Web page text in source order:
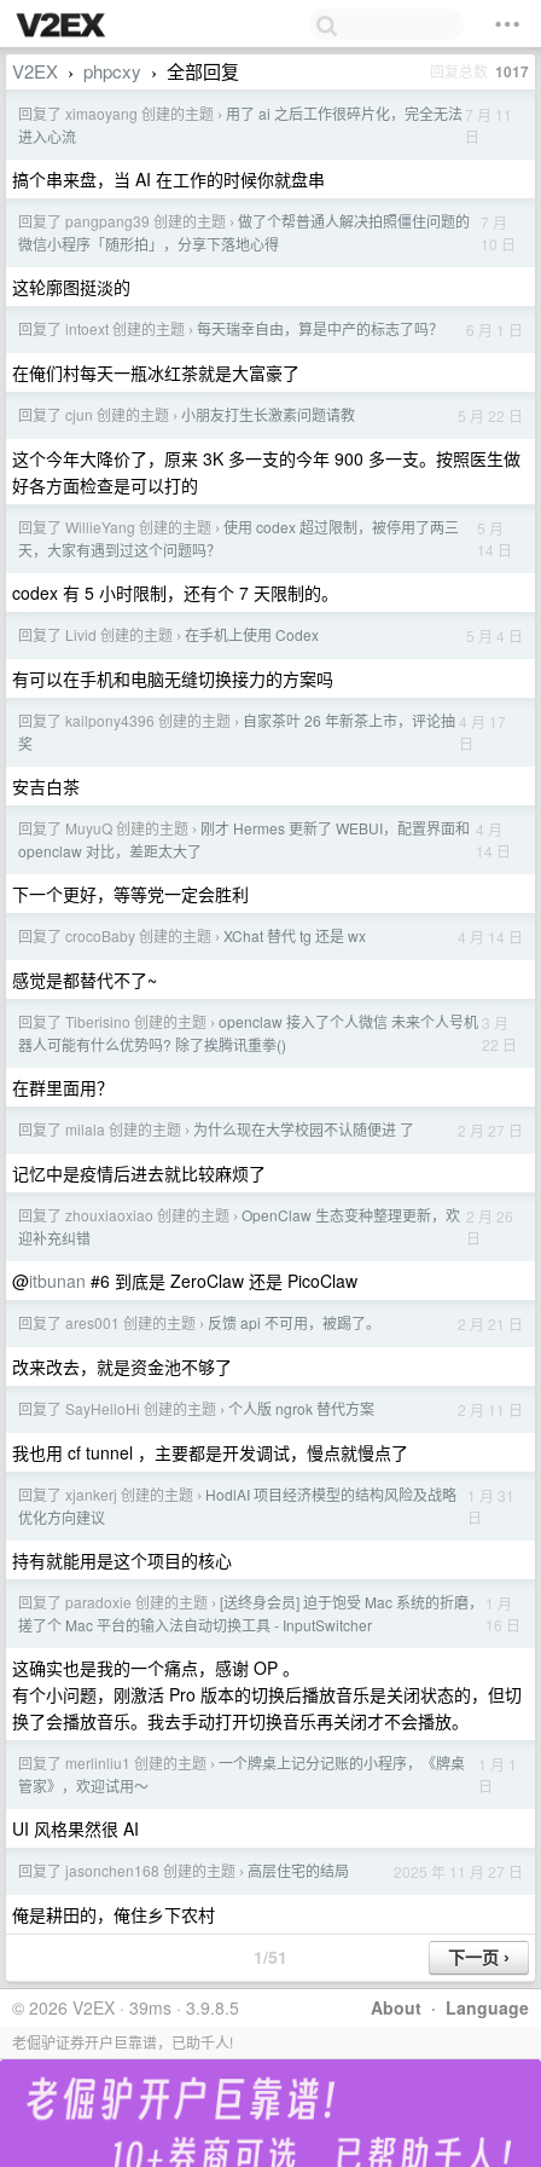
V2EX › phpcxy › 全部回复 回复总数 1017
回复了 ximaoyang 创建的主题 › 用了 ai 之后工作很碎片化，完全无法
进入心流
7 月 11
日
搞个串来盘，当 AI 在工作的时候你就盘串
回复了 pangpang39 创建的主题 › 做了个帮普通人解决拍照僵住问题的
微信小程序「随形拍」，分享下落地心得
7 月
10 日
这轮廓图挺淡的
回复了 intoext 创建的主题 › 每天瑞幸自由，算是中产的标志了吗？ 6 月 1 日
在俺们村每天一瓶冰红茶就是大富豪了
回复了 cjun 创建的主题 › 小朋友打生长激素问题请教 5 月 22 日
这个今年大降价了，原来 3K 多一支的今年 900 多一支。按照医生做
好各方面检查是可以打的
回复了 WillieYang 创建的主题 › 使用 codex 超过限制，被停用了两三
天，大家有遇到过这个问题吗？
5 月
14 日
codex 有 5 小时限制，还有个 7 天限制的。
回复了 Livid 创建的主题 › 在手机上使用 Codex 5 月 4 日
有可以在手机和电脑无缝切换接力的方案吗
回复了 kailpony4396 创建的主题 › 自家茶叶 26 年新茶上市，评论抽
奖
4 月 17
日
安吉白茶
回复了 MuyuQ 创建的主题 › 刚才 Hermes 更新了 WEBUI，配置界面和
openclaw 对比，差距太大了
4 月
14 日
下一个更好，等等党一定会胜利
回复了 crocoBaby 创建的主题 › XChat 替代 tg 还是 wx 4 月 14 日
感觉是都替代不了~
回复了 Tiberisino 创建的主题 › openclaw 接入了个人微信 未来个人号机
器人可能有什么优势吗? 除了挨腾讯重拳()
3 月
22 日
在群里面用？
回复了 milala 创建的主题 › 为什么现在大学校园不认随便进 了 2 月 27 日
记忆中是疫情后进去就比较麻烦了
回复了 zhouxiaoxiao 创建的主题 › OpenClaw 生态变种整理更新，欢
迎补充纠错
2 月 26
日
@itbunan #6 到底是 ZeroClaw 还是 PicoClaw
回复了 ares001 创建的主题 › 反馈 api 不可用，被踢了。 2 月 21 日
改来改去，就是资金池不够了
回复了 SayHelloHi 创建的主题 › 个人版 ngrok 替代方案 2 月 11 日
我也用 cf tunnel ，主要都是开发调试，慢点就慢点了
回复了 xjankerj 创建的主题 › HodlAI 项目经济模型的结构风险及战略
优化方向建议
1 月 31
日
持有就能用是这个项目的核心
回复了 paradoxie 创建的主题 › [送终身会员] 迫于饱受 Mac 系统的折磨，
搓了个 Mac 平台的输入法自动切换工具 - InputSwitcher
1 月
16 日
这确实也是我的一个痛点，感谢 OP 。
有个小问题，刚激活 Pro 版本的切换后播放音乐是关闭状态的，但切
换了会播放音乐。我去手动打开切换音乐再关闭才不会播放。
回复了 merlinliu1 创建的主题 › 一个牌桌上记分记账的小程序，《牌桌
管家》，欢迎试用～
1 月 1
日
UI 风格果然很 AI
回复了 jasonchen168 创建的主题 › 高层住宅的结局 2025 年 11 月 27 日
俺是耕田的，俺住乡下农村
1/51
About · Language
© 2026 V2EX · 39ms · 3.9.8.5
老倔驴证券开户巨靠谱，已助千人!